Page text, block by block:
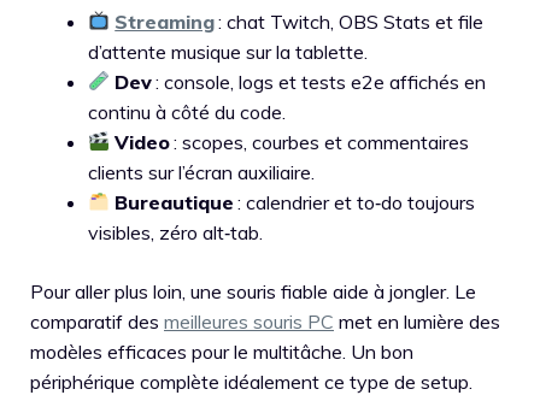
Streaming: chat Twitch, OBS Stats et file
d’attente musique sur la tablette.
Dev: console, logs et tests e2e affichés en
continu à côté du code.
Video: scopes, courbes et commentaires
clients sur l’écran auxiliaire.
Bureautique : calendrier et to‑do toujours
visibles, zéro alt‑tab.
Pour aller plus loin, une souris fiable aide à jongler. Le
comparatif des meilleures souris PC met en lumière des
modèles efficaces pour le multitâche. Un bon
périphérique complète idéalement ce type de setup.